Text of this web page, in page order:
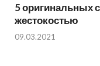
5 оригинальных
жестокостью
09.03.2021